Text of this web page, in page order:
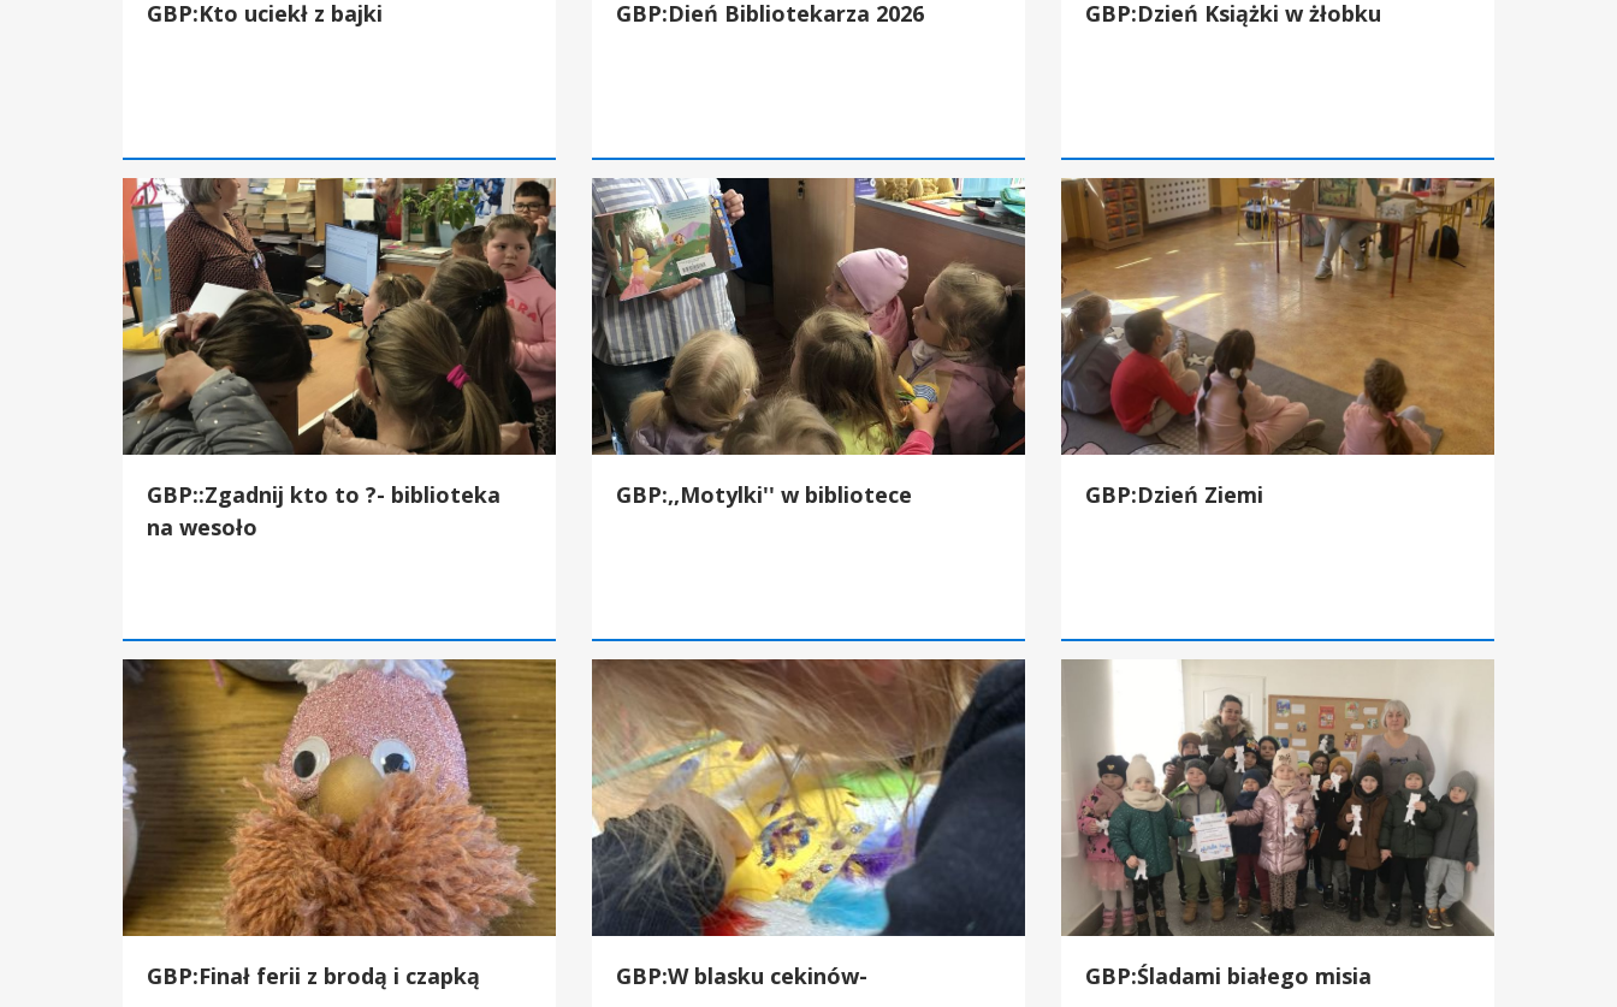
GBP:Kto uciekł z bajki GBP:Dień Bibliotekarza 2026 GBP:Dzień Książki w żłobku
GBP::Zgadnij kto to ?- biblioteka na wesoło
GBP::Zgadnij kto to ?- biblioteka
na wesoło
GBP:,,Motylki'' w bibliotece
GBP:,,Motylki'' w bibliotece
GBP:Dzień Ziemi
GBP:Dzień Ziemi
GBP:Finał ferii z brodą i czapką
GBP:Finał ferii z brodą i czapką
GBP:W blasku cekinów-
GBP:W blasku cekinów-
GBP:Śladami białego misia
GBP:Śladami białego misia